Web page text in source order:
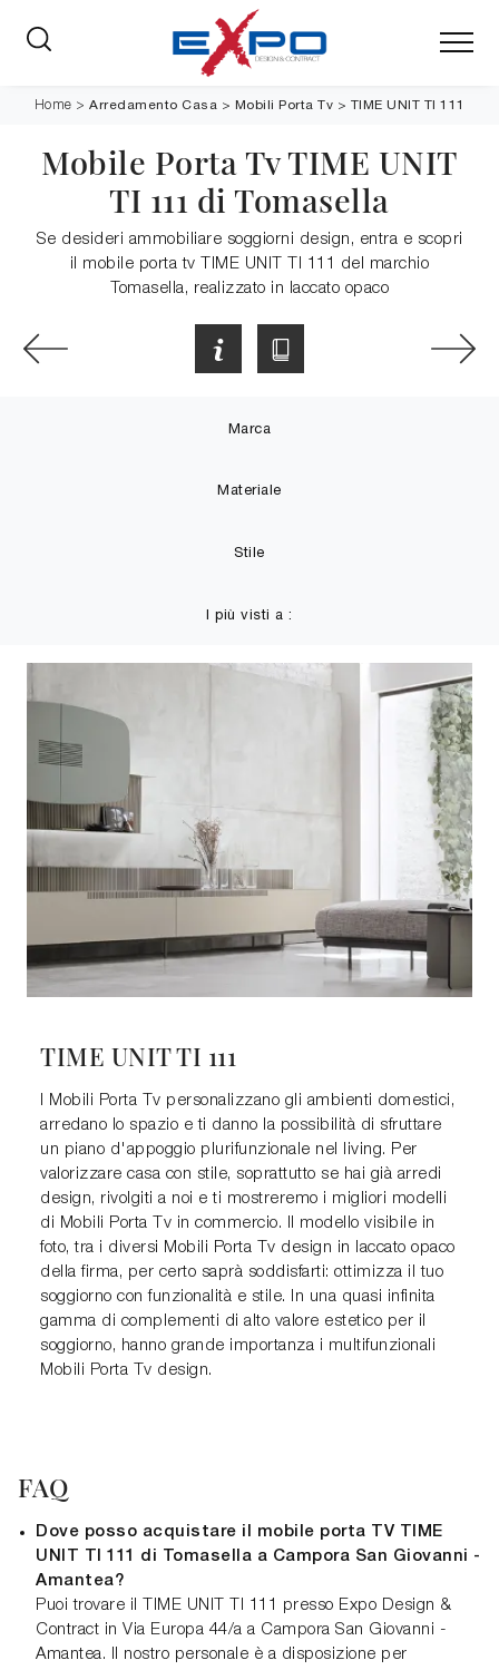
Home > Arredamento Casa > Mobili Porta Tv > TIME UNIT TI 111
Mobile Porta Tv TIME UNIT
TI 111 di Tomasella
Se desideri ammobiliare soggiorni design, entra e scopri
il mobile porta tv TIME UNIT TI 111 del marchio
Tomasella, realizzato in laccato opaco
Marca
Materiale
Stile
I più visti a :
TIME UNIT TI 111
I Mobili Porta Tv personalizzano gli ambienti domestici,
arredano lo spazio e ti danno la possibilità di sfruttare
un piano d'appoggio plurifunzionale nel living. Per
valorizzare casa con stile, soprattutto se hai già arredi
design, rivolgiti a noi e ti mostreremo i migliori modelli
di Mobili Porta Tv in commercio. Il modello visibile in
foto, tra i diversi Mobili Porta Tv design in laccato opaco
della firma, per certo saprà soddisfarti: ottimizza il tuo
soggiorno con funzionalità e stile. In una quasi infinita
gamma di complementi di alto valore estetico per il
soggiorno, hanno grande importanza i multifunzionali
Mobili Porta Tv design.
FAQ
Dove posso acquistare il mobile porta TV TIME
UNIT TI 111 di Tomasella a Campora San Giovanni -
Amantea?
Puoi trovare il TIME UNIT TI 111 presso Expo Design &
Contract in Via Europa 44/a a Campora San Giovanni -
Amantea. Il nostro personale è a disposizione per